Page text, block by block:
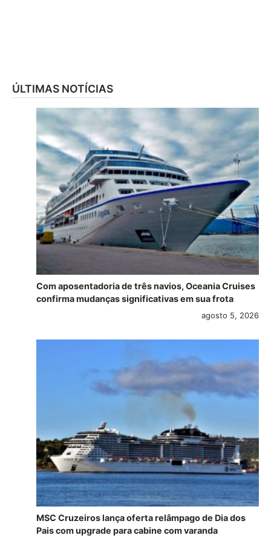
ÚLTIMAS NOTÍCIAS
Com aposentadoria de três navios, Oceania Cruises
confirma mudanças significativas em sua frota
agosto 5, 2026
MSC Cruzeiros lança oferta relâmpago de Dia dos
Pais com upgrade para cabine com varanda